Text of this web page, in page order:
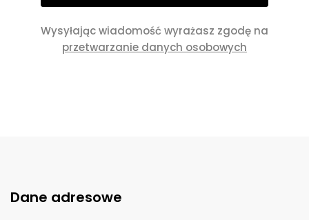
Wysyłając wiadomość wyrażasz zgodę na
przetwarzanie danych osobowych
Dane adresowe